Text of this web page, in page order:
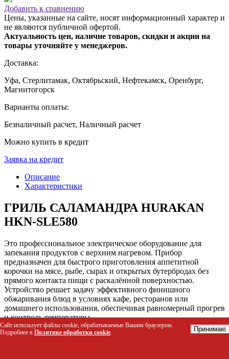
Добавить к сравнению
Цены, указанные на сайте, носят информационный характер и
не являются публичной офертой.
Актуальность цен, наличие товаров, скидки и акции на
товары уточняйте у менеджеров.
Доставка:
Уфа, Стерлитамак, Октябрьский, Нефтекамск, Оренбург,
Магнитогорск
Варианты оплаты:
Безналичный расчет, Наличный расчет
Можно купить в кредит
Заявка на кредит
Описание
Характеристики
ГРИЛЬ САЛАМАНДРА HURAKAN
HKN-SLE580
Это профессиональное электрическое оборудование для
запекания продуктов с верхним нагревом. Прибор
предназначен для быстрого приготовления аппетитной
корочки на мясе, рыбе, сырах и открытых бутербродах без
прямого контакта пищи с раскалённой поверхностью.
Устройство решает задачу эффективного финишного
обжаривания блюд в условиях кафе, ресторанов или
домашнего использования, обеспечивая равномерный прогрев
и контроль температуры.
Кому подойдёт этот товар
Сайт использует файлы cookie, обрабатываемые Вашим браузером.
Подробнее в Политике обработки cookie. Принимаю